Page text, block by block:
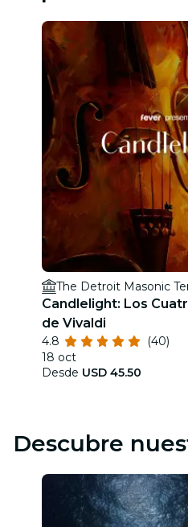
The Detroit Masonic
Candlelight: Los
de Vivaldi
4.8
(40)
18 oct
Desde USD 45.50
Descubre